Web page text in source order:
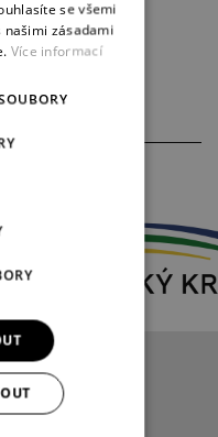
se všemi
našimi zásadami
Více informací